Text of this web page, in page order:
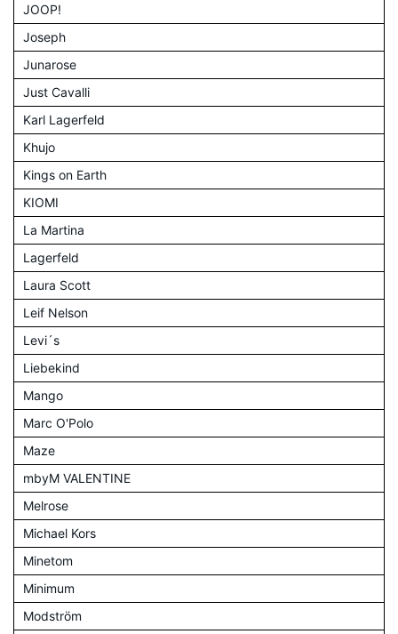
JOOP!
Joseph
Junarose
Just Cavalli
Karl Lagerfeld
Khujo
Kings on Earth
KIOMI
La Martina
Lagerfeld
Laura Scott
Leif Nelson
Levi´s
Liebekind
Mango
Marc O'Polo
Maze
mbyM VALENTINE
Melrose
Michael Kors
Minetom
Minimum
Modström